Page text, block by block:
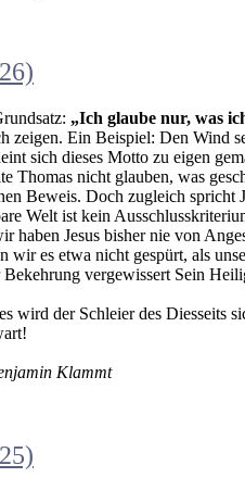
„Ich glaube nur, was
zeigen. Ein Beispiel: Den Wind
sich dieses Motto zu eigen
Thomas nicht glauben, was
Beweis. Doch zugleich
Welt ist kein
haben Jesus bisher nie von
wir es etwa nicht gespürt, als
vergewissert Sein
wird der Schleier des
Klammt